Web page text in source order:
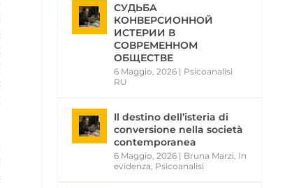
СУДЬБА
КОНВЕРСИОННОЙ
ИСТЕРИИ В
СОВРЕМЕННОМ
ОБЩЕСТВЕ
6 Maggio, 2026 | Psicoanalisi
RU
Il destino dell’isteria di
conversione nella società
contemporanea
6 Maggio, 2026 | Bruna Marzi In
evidenza Psicoanalisi